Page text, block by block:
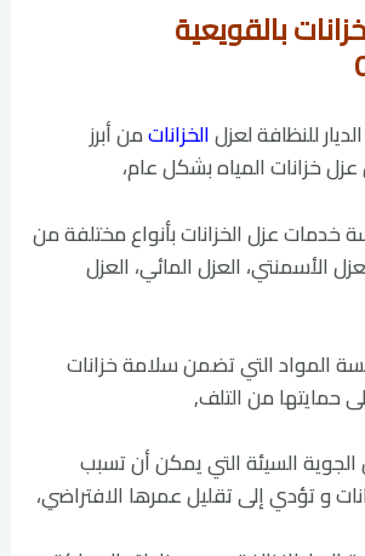
بالقويعية
للنظافة لعزلالخزاناتمن أبرز
خزانات المياه بشكل عام،
عزل الخزانات بأنواع مختلفة من
الأسمنتي، العزل المائي، العزل
المواد التي تضمن سلامة خزانات
حمايتها من التلف,
السيئة التي يمكن أن تسبب
و تؤدي إلى تقليل عمرها الافتراضي،